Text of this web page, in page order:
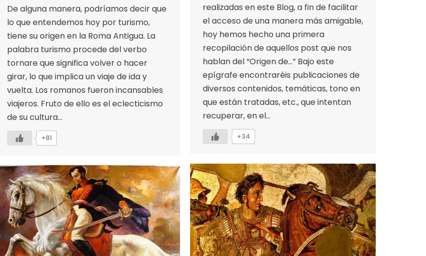
De alguna manera, podríamos decir que
lo que entendemos hoy por turismo,
tiene su origen en la Roma Antigua. La
palabra turismo procede del verbo
tornare que significa volver o hacer
girar, lo que implica un viaje de ida y
vuelta. Los romanos fueron incansables
viajeros. Fruto de ello es el eclecticismo
de su cultura…
+81
realizadas en este Blog, a fin de facilitar
el acceso de una manera más amigable,
hoy hemos hecho una primera
recopilación de aquellos post que nos
hablan del “Origen de…” Bajo este
epígrafe encontraréis publicaciones de
diversos contenidos, temáticas, tono en
que están tratadas, etc., que intentan
recuperar, en el…
+34